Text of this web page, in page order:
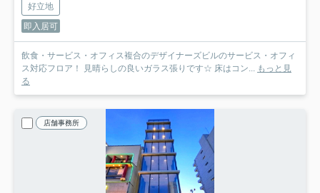
好立地
即入居可
飲食・サービス・オフィス複合のデザイナーズビルのサービス・オフィ
ス対応フロア！ 見晴らしの良いガラス張りです☆ 床はコン...
もっと見
る
店舗事務所